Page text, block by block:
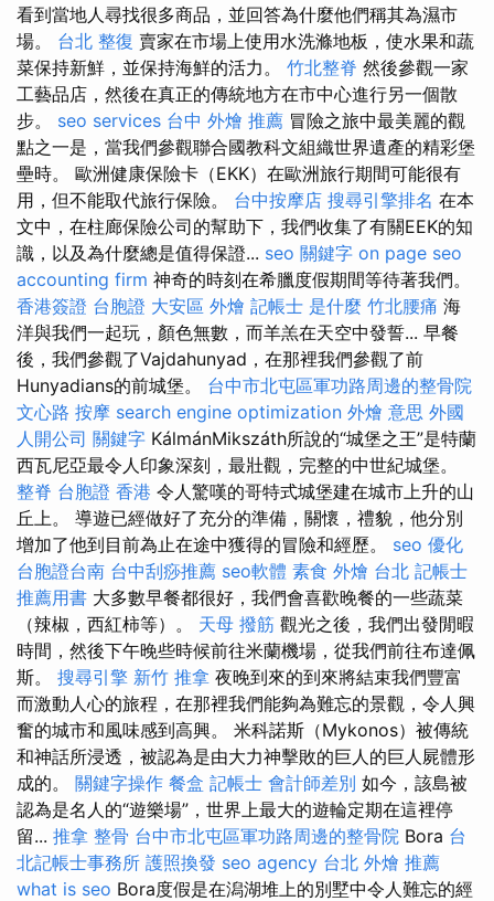
看到當地人尋找很多商品，並回答為什麼他們稱其為濕市
場。 台北 整復 賣家在市場上使用水洗滌地板，使水果和蔬
菜保持新鮮，並保持海鮮的活力。 竹北整脊 然後參觀一家
工藝品店，然後在真正的傳統地方在市中心進行另一個散
步。 seo services 台中 外燴 推薦 冒險之旅中最美麗的觀
點之一是，當我們參觀聯合國教科文組織世界遺產的精彩堡
壘時。 歐洲健康保險卡（EKK）在歐洲旅行期間可能很有
用，但不能取代旅行保險。 台中按摩店 搜尋引擎排名 在本
文中，在柱廊保險公司的幫助下，我們收集了有關EEK的知
識，以及為什麼總是值得保證... seo 關鍵字 on page seo
accounting firm 神奇的時刻在希臘度假期間等待著我們。
香港簽證 台胞證 大安區 外燴 記帳士 是什麼 竹北腰痛 海
洋與我們一起玩，顏色無數，而羊羔在天空中發誓... 早餐
後，我們參觀了Vajdahunyad，在那裡我們參觀了前
Hunyadians的前城堡。 台中市北屯區軍功路周邊的整骨院
文心路 按摩 search engine optimization 外燴 意思 外國
人開公司 關鍵字 KálmánMikszáth所說的“城堡之王”是特蘭
西瓦尼亞最令人印象深刻，最壯觀，完整的中世紀城堡。
整脊 台胞證 香港 令人驚嘆的哥特式城堡建在城市上升的山
丘上。 導遊已經做好了充分的準備，關懷，禮貌，他分別
增加了他到目前為止在途中獲得的冒險和經歷。 seo 優化
台胞證台南 台中刮痧推薦 seo軟體 素食 外燴 台北 記帳士
推薦用書 大多數早餐都很好，我們會喜歡晚餐的一些蔬菜
（辣椒，西紅柿等）。 天母 撥筋 觀光之後，我們出發閒暇
時間，然後下午晚些時候前往米蘭機場，從我們前往布達佩
斯。 搜尋引擎 新竹 推拿 夜晚到來的到來將結束我們豐富
而激動人心的旅程，在那裡我們能夠為難忘的景觀，令人興
奮的城市和風味感到高興。 米科諾斯（Mykonos）被傳統
和神話所浸透，被認為是由大力神擊敗的巨人的巨人屍體形
成的。 關鍵字操作 餐盒 記帳士 會計師差別 如今，該島被
認為是名人的“遊樂場”，世界上最大的遊輪定期在這裡停
留... 推拿 整骨 台中市北屯區軍功路周邊的整骨院 Bora 台
北記帳士事務所 護照換發 seo agency 台北 外燴 推薦
what is seo Bora度假是在潟湖堆上的別墅中令人難忘的經